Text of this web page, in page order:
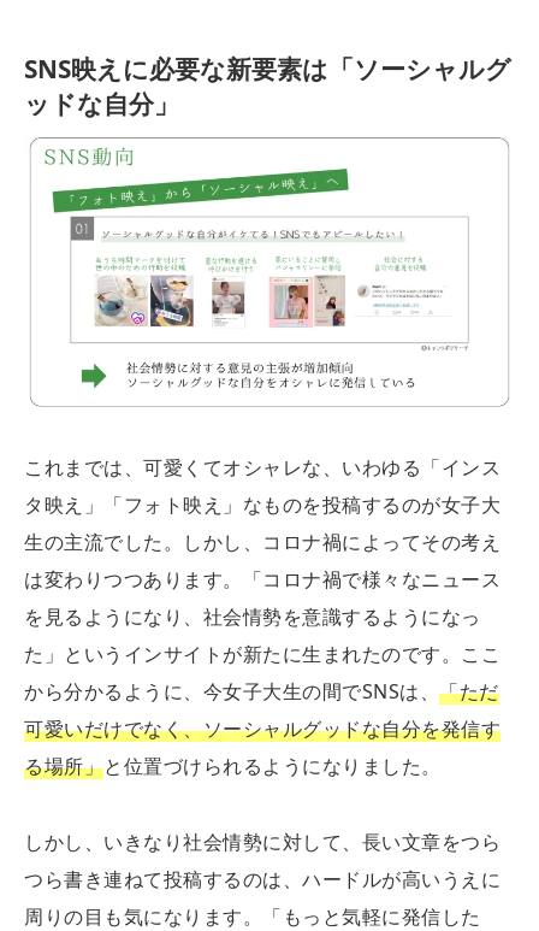
SNS映えに必要な新要素は「ソーシャルグ
ッドな自分」
これまでは、可愛くてオシャレな、いわゆる「インス
タ映え」「フォト映え」なものを投稿するのが女子大
生の主流でした。しかし、コロナ禍によってその考え
は変わりつつあります。「コロナ禍で様々なニュース
を見るようになり、社会情勢を意識するようになっ
た」というインサイトが新たに生まれたのです。ここ
から分かるように、今女子大生の間でSNSは、 「ただ
可愛いだけでなく、ソーシャルグッドな自分を発信す
る場所」と位置づけられるようになりました。
しかし、いきなり社会情勢に対して、長い文章をつら
つら書き連ねて投稿するのは、ハードルが高いうえに
周りの目も気になります。「もっと気軽に発信した